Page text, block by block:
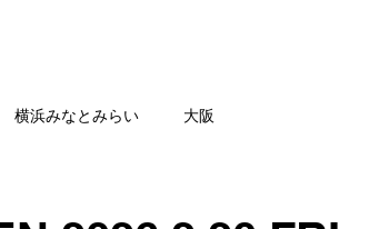
横浜みなとみらい 大阪